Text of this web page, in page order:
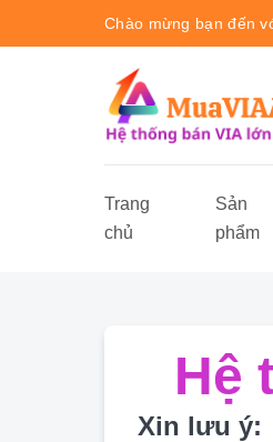
Chào mừng bạn đến
Trang
chủ
Sản
phẩm
Hệ
Xin lưu ý: